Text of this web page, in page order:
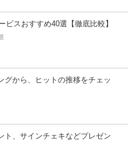
ビスおすすめ40選【徹底比較】
グから、ヒットの推移をチェッ
ト、サインチェキなどプレゼン